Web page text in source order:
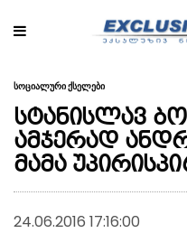
სოციალური ქსელები
სტანისლავ
ამჯერად
მამა
24.06.2016 17:16:00